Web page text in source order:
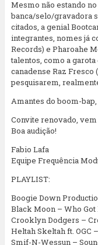
Mesmo não estando
banca/selo/gravadora
citados, a genial
integrantes, nomes já
Records) e Pharoahe
talentos, como a
canadense Raz Fresco
pesquisarem,
Amantes do boom-bap,
Convite renovado, vem
Boa audição!
Fabio Lafa
Equipe Frequência
PLAYLIST:
Boogie Down
Black Moon – Who Got
Crooklyn Dodgers –
Heltah Skeltah ft. OGC
Smif-N-Wessun –